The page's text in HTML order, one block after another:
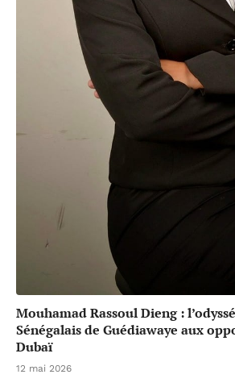
Mouhamad Rassoul Dieng :
Sénégalais de Guédiawaye aux
Dubaï
12 mai 2026